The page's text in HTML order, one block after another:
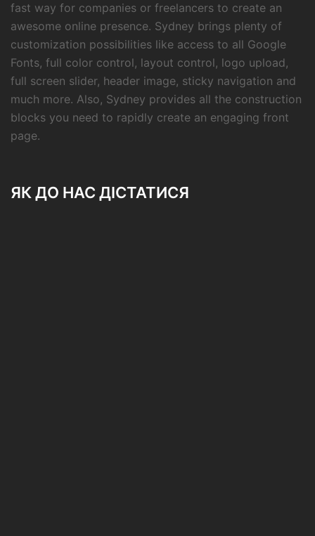
fast way for companies or freelancers to create an
awesome online presence. Sydney brings plenty of
customization possibilities like access to all Google
Fonts, full color control, layout control, logo upload,
full screen slider, header image, sticky navigation and
much more. Also, Sydney provides all the construction
blocks you need to rapidly create an engaging front
page.
ЯК ДО НАС ДІСТАТИСЯ